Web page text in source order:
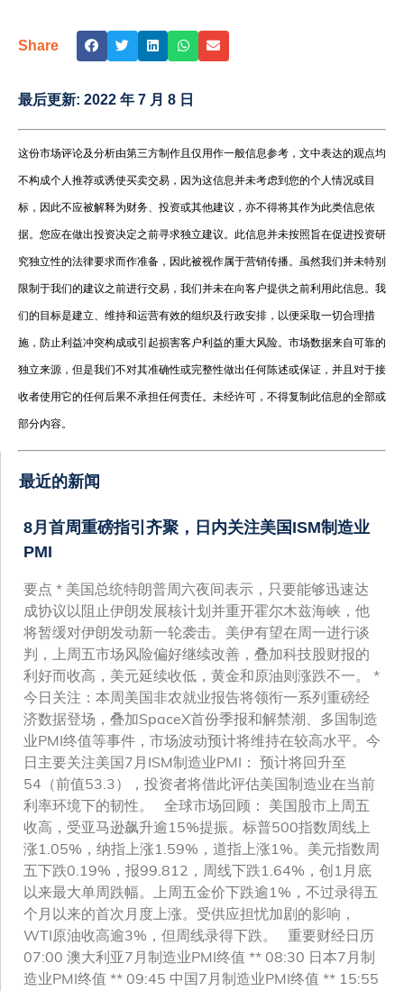
Share
最后更新: 2022 年 7 月 8 日
这份市场评论及分析由第三方制作且仅用作一般信息参考，文中表达的观点均
不构成个人推荐或诱使买卖交易，因为这信息并未考虑到您的个人情况或目
标，因此不应被解释为财务、投资或其他建议，亦不得将其作为此类信息依
据。您应在做出投资决定之前寻求独立建议。此信息并未按照旨在促进投资研
究独立性的法律要求而作准备，因此被视作属于营销传播。虽然我们并未特别
限制于我们的建议之前进行交易，我们并未在向客户提供之前利用此信息。我
们的目标是建立、维持和运营有效的组织及行政安排，以便采取一切合理措
施，防止利益冲突构成或引起损害客户利益的重大风险。市场数据来自可靠的
独立来源，但是我们不对其准确性或完整性做出任何陈述或保证，并且对于接
收者使用它的任何后果不承担任何责任。未经许可，不得复制此信息的全部或
部分内容。
最近的新闻
8月首周重磅指引齐聚，日内关注美国ISM制造业
PMI
要点 * 美国总统特朗普周六夜间表示，只要能够迅速达
成协议以阻止伊朗发展核计划并重开霍尔木兹海峡，他
将暂缓对伊朗发动新一轮袭击。美伊有望在周一进行谈
判，上周五市场风险偏好继续改善，叠加科技股财报的
利好而收高，美元延续收低，黄金和原油则涨跌不一。 *
今日关注：本周美国非农就业报告将领衔一系列重磅经
济数据登场，叠加SpaceX首份季报和解禁潮、多国制造
业PMI终值等事件，市场波动预计将维持在较高水平。今
日主要关注美国7月ISM制造业PMI： 预计将回升至
54（前值53.3），投资者将借此评估美国制造业在当前
利率环境下的韧性。 全球市场回顾： 美国股市上周五
收高，受亚马逊飙升逾15%提振。标普500指数周线上
涨1.05%，纳指上涨1.59%，道指上涨1%。美元指数周
五下跌0.19%，报99.812，周线下跌1.64%，创1月底
以来最大单周跌幅。上周五金价下跌逾1%，不过录得五
个月以来的首次月度上涨。受供应担忧加剧的影响，
WTI原油收高逾3%，但周线录得下跌。 重要财经日历
07:00 澳大利亚7月制造业PMI终值 ** 08:30 日本7月制
造业PMI终值 ** 09:45 中国7月制造业PMI终值 ** 15:55